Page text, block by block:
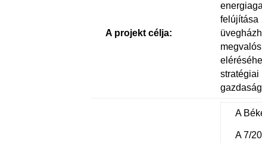
A projekt célja:
A
A 7/